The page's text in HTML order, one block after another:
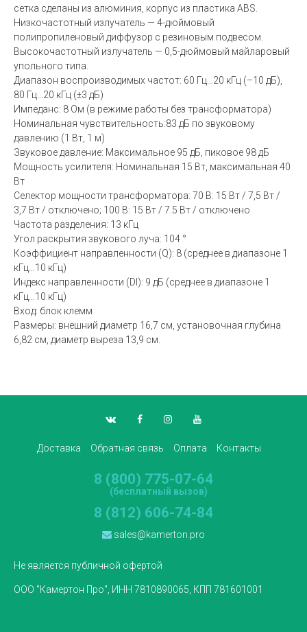
сетка сделаны из алюминия, корпус из пластика ABS.
Низкочастотный излучатель — 4-дюймовый
полипропиленовый диффузор с резиновым подвесом.
Высокочастотный излучатель — 0,5-дюймовый майларовый
упольного типа.
Диапазон воспроизводимых частот: 60 Гц…20 кГц (–10 дБ),
80 Гц…20 кГц (±3 дБ)
Импеданс: 8 Ом (в режиме работы без трансформатора)
Номинальная чувствительность:83 дБ по звуковому
давлению (1 Вт, 1 м)
Звуковое давление: Максимальное 95 дБ, пиковое 98 дБ
Мощность усилителя: Номинальная 15 Вт, максимальная 40
Вт
Селектор мощности трансформатора: 70 В: 15 Вт / 7,5 Вт /
3,7 Вт / отключено; 100 В: 15 Вт / 7.5 Вт / отключено
Частота разделения: 13 кГц
Угол раскрытия звукового луча: 104 °
Коэффициент направленности (Q): 8 (среднее в диапазоне 1
кГц...10 кГц)
Индекс направленности (DI): 9 дБ (среднее в диапазоне 1
кГц...10 кГц)
Вход: блок клемм
Размеры: внешний диаметр 16,7 см, установочная глубина
6,82 см, диаметр выреза 13,9 см.
Доставка Обратная связь Оплата Контакты
8 (800) 775-07-64
(бесплатный вызов)
8 (812) 606-74-84
sales@kamerton.pro
Не является публичной офертой
ООО "Камертон Про", ИНН 7810890065, КПП 781601001